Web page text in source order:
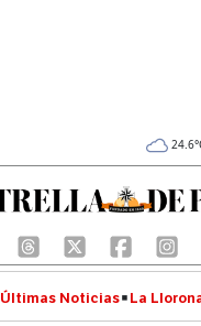
Últimas Noticias La